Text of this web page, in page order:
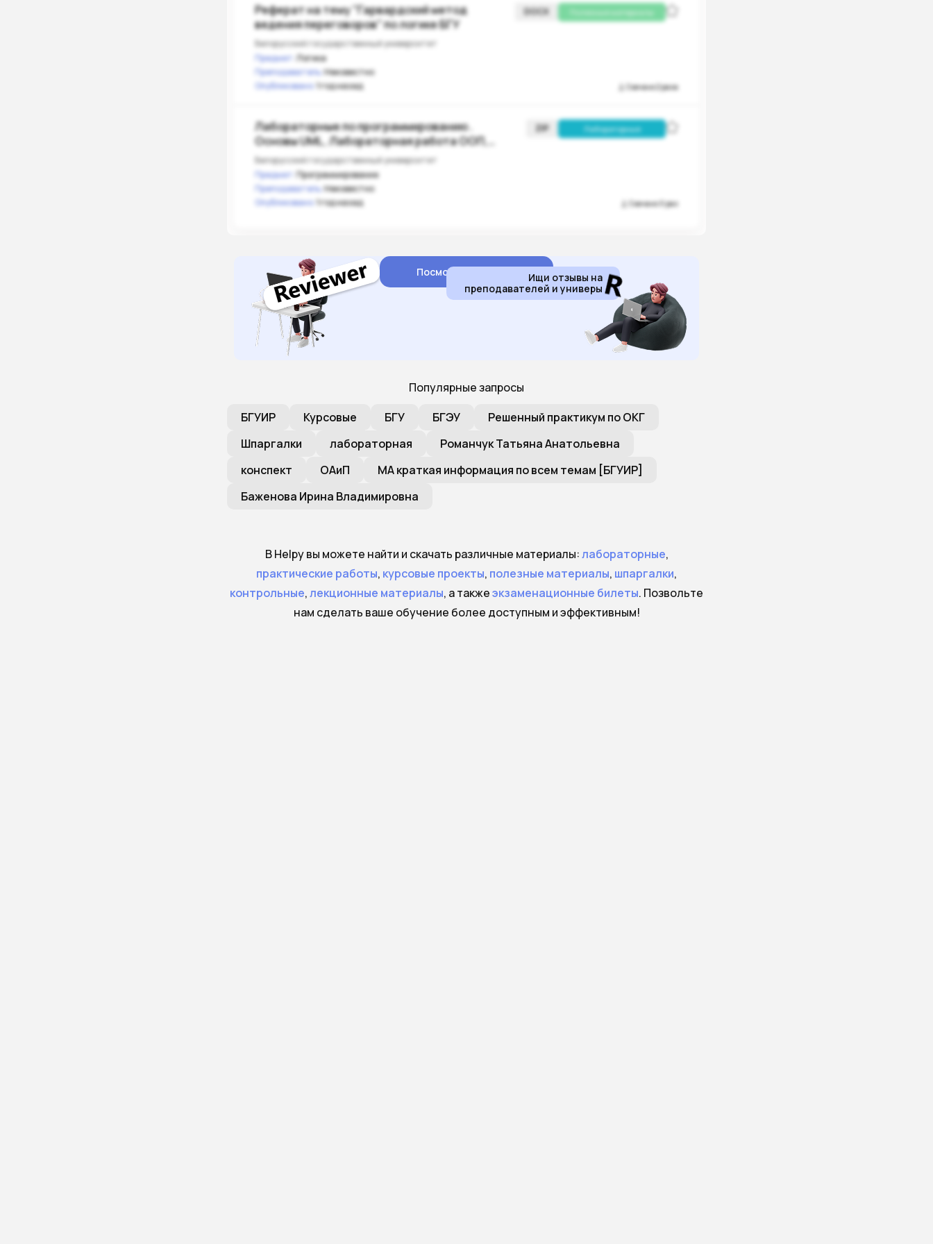
Реферат на тему "Гарвардский метод
ведения переговоров" по логике БГУ
DOCX Полезные материалы
Белорусский государственный университет
Предмет:
Логика
Преподаватель:Неизвестно
Опубликовано: 1 год назад Скачано 2 раза
Лабораторные по программированию .
Основы UML, Лабораторная работа ООП,
ТРиТПО
ZIP Лабораторные
Белорусский государственный университет
Предмет:
Программирование
Преподаватель:Неизвестно
Опубликовано: 1 год назад Скачано 0 раз
Посмотреть отзывы
Ищи отзывы на
преподавателей и универы
Популярные запросы
БГУИР
Курсовые БГУ БГЭУ
Решенный практикум по ОКГ
Шпаргалки
лабораторная
Романчук Татьяна Анатольевна
конспект
ОАиП
МА краткая информация по всем темам [БГУИР]
Баженова Ирина Владимировна
В Helpy вы можете найти и скачать различные материалы:лабораторные,
практические работы, курсовые проекты, полезные материалы, шпаргалки,
контрольные,лекционные материалы, а такжеэкзаменационные билеты. Позвольте
нам сделать ваше обучение более доступным и эффективным!